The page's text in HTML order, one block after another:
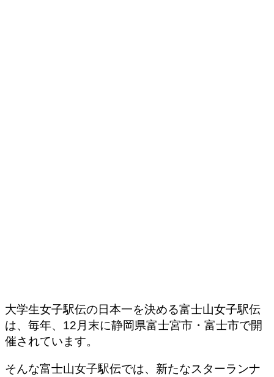
大学生女子駅伝の日本一を決める富士山女子駅伝
は、毎年、12月末に静岡県富士宮市・富士市で開
催されています。
そんな富士山女子駅伝では、新たなスターランナ